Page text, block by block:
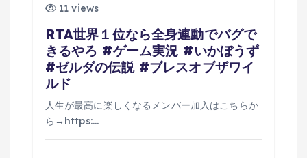
11 views
RTA世界１位なら全身連動でバグで
きるやろ #ゲーム実況 #いかぼうず
#ゼルダの伝説 #ブレスオブザワイ
ルド
人生が最高に楽しくなるメンバー加入はこちらか
ら→https:…